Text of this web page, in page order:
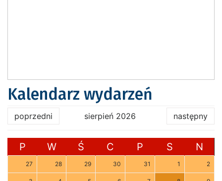
Kalendarz wydarzeń
poprzedni sierpień 2026 następny
P W Ś C P S N
27 28 29 30 31 1 2